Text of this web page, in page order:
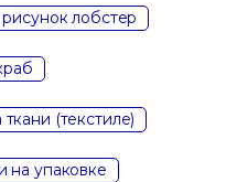
рисунок лобстер
(текстиле)
на упаковке